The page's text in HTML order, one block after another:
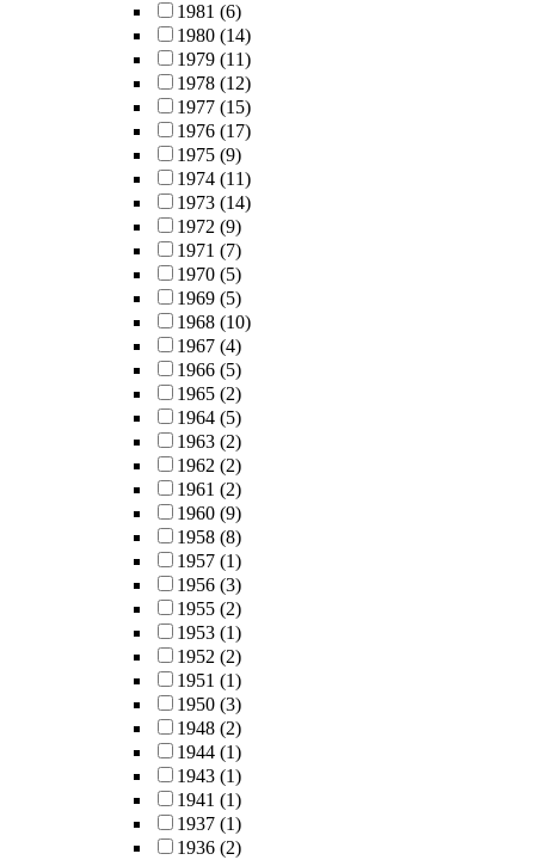
1981 (6)
1980 (14)
1979 (11)
1978 (12)
1977 (15)
1976 (17)
1975 (9)
1974 (11)
1973 (14)
1972 (9)
1971 (7)
1970 (5)
1969 (5)
1968 (10)
1967 (4)
1966 (5)
1965 (2)
1964 (5)
1963 (2)
1962 (2)
1961 (2)
1960 (9)
1958 (8)
1957 (1)
1956 (3)
1955 (2)
1953 (1)
1952 (2)
1951 (1)
1950 (3)
1948 (2)
1944 (1)
1943 (1)
1941 (1)
1937 (1)
1936 (2)